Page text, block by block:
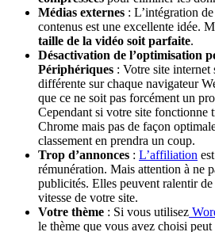
Médias externes : L’intégration
contenus est une excellente idée.
taille de la vidéo soit parfaite.
Désactivation de l’optimisation
Périphériques : Votre site internet
différente sur chaque navigateur
que ce ne soit pas forcément un
Cependant si votre site fonctionne
Chrome mais pas de façon
classement en prendra un coup.
Trop d’annonces : L’affiliation
rémunération. Mais attention à ne
publicités. Elles peuvent ralentir
vitesse de votre site.
Votre thème : Si vous utilisez
le thème que vous avez choisi